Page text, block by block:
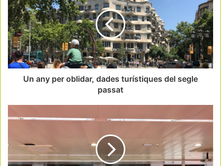
Un any per oblidar, dades turístiques del segle
passat